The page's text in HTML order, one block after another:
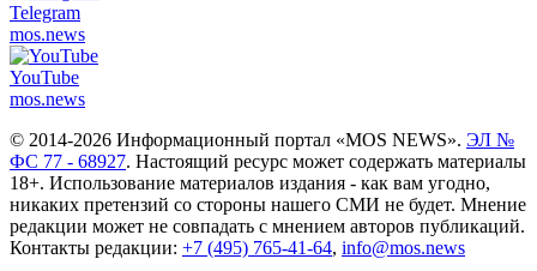
Telegram
mos.news
YouTube
mos.news
© 2014-2026 Информационный портал «MOS NEWS». ЭЛ №
ФС 77 - 68927. Настоящий ресурс может содержать материалы
18+. Использование материалов издания - как вам угодно,
никаких претензий со стороны нашего СМИ не будет. Мнение
редакции может не совпадать с мнением авторов публикаций.
Контакты редакции: +7 (495) 765-41-64, info@mos.news